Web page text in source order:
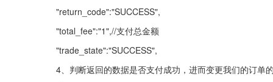
"return_code":"SUCCESS",
"total_fee":"1",//支付总金额
"trade_state":"SUCCESS",
4、判断返回的数据是否支付成功，进而变更我们的订单